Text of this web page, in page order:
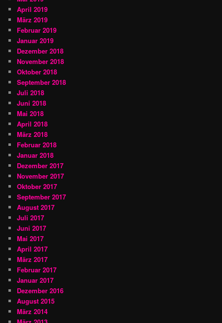
April 2019
März 2019
Februar 2019
Januar 2019
Dezember 2018
November 2018
Oktober 2018
September 2018
Juli 2018
Juni 2018
Mai 2018
April 2018
März 2018
Februar 2018
Januar 2018
Dezember 2017
November 2017
Oktober 2017
September 2017
August 2017
Juli 2017
Juni 2017
Mai 2017
April 2017
März 2017
Februar 2017
Januar 2017
Dezember 2016
August 2015
März 2014